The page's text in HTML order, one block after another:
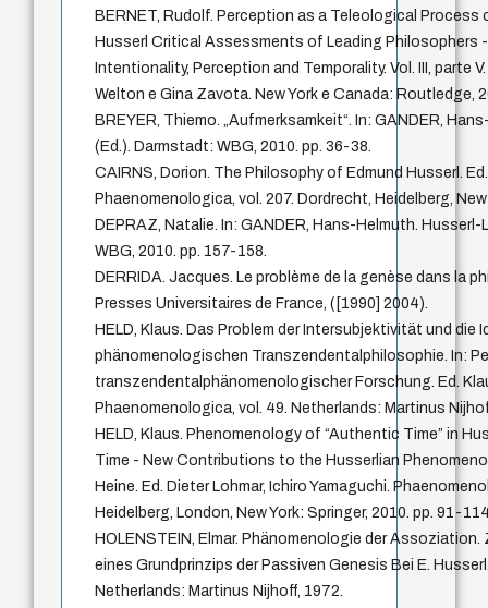
BERNET, Rudolf. Perception as a Teleological Process
Husserl Critical Assessments of Leading Philosophers
Intentionality, Perception and Temporality. Vol. III, parte
Welton e Gina Zavota. New York e Canada: Routledge,
BREYER, Thiemo. „Aufmerksamkeit“. In: GANDER,
(Ed.). Darmstadt: WBG, 2010. pp. 36-38.
CAIRNS, Dorion. The Philosophy of Edmund Husserl.
Phaenomenologica, vol. 207. Dordrecht, Heidelberg,
DEPRAZ, Natalie. In: GANDER, Hans-Helmuth.
WBG, 2010. pp. 157-158.
DERRIDA. Jacques. Le problème de la genèse dans la
Presses Universitaires de France, ([1990] 2004).
HELD, Klaus. Das Problem der Intersubjektivität und die
phänomenologischen Transzendentalphilosophie. In:
transzendentalphänomenologischer Forschung. Ed.
Phaenomenologica, vol. 49. Netherlands: Martinus
HELD, Klaus. Phenomenology of “Authentic Time” in
Time - New Contributions to the Husserlian
Heine. Ed. Dieter Lohmar, Ichiro Yamaguchi.
Heidelberg, London, New York: Springer, 2010. pp. 91-
HOLENSTEIN, Elmar. Phänomenologie der
eines Grundprinzips der Passiven Genesis Bei E.
Netherlands: Martinus Nijhoff, 1972.